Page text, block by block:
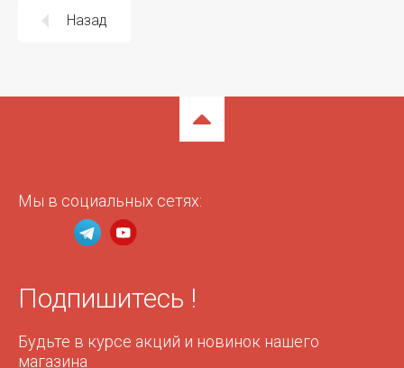
Назад
Подпишитесь !
Будьте в курсе акций и новинок нашего
магазина
Мы в социальных сетях: